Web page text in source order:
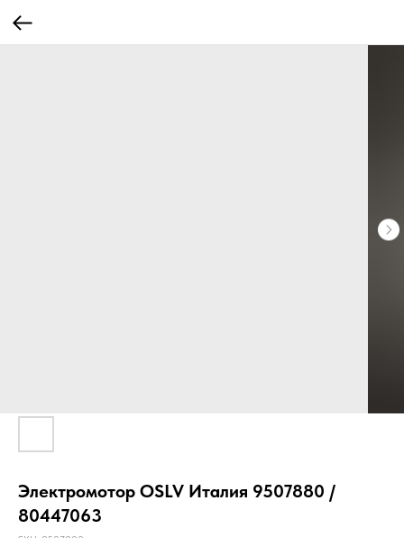
Электромотор OSLV Италия 9507880 /
80447063